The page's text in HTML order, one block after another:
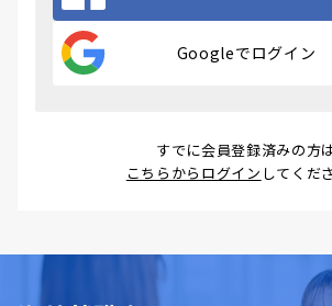
Googleでログイン
すでに会員登録済みの方
こちらからログイン してくだ